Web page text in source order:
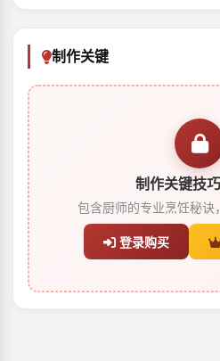
制作关键
制作关键技
包含厨师的专业烹饪秘诀
登录购买